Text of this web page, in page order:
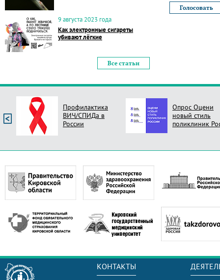
9 августа 2023 года
Как электронные сигареты
убивают лёгкие
Все статьи
Профилактика
ВИЧ/СПИДа в
России
Опрос Оцени
новый стиль
поликлиник
КОНТАКТЫ